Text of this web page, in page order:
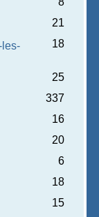
21
les-
18
25
337
16
20
6
18
15